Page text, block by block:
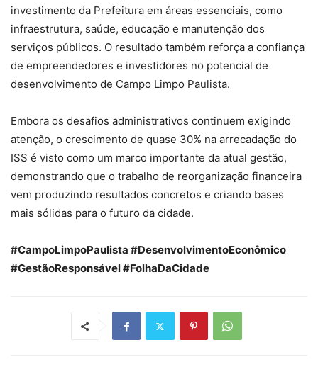
investimento da Prefeitura em áreas essenciais, como
infraestrutura, saúde, educação e manutenção dos
serviços públicos. O resultado também reforça a confiança
de empreendedores e investidores no potencial de
desenvolvimento de Campo Limpo Paulista.
Embora os desafios administrativos continuem exigindo
atenção, o crescimento de quase 30% na arrecadação do
ISS é visto como um marco importante da atual gestão,
demonstrando que o trabalho de reorganização financeira
vem produzindo resultados concretos e criando bases
mais sólidas para o futuro da cidade.
#CampoLimpoPaulista #DesenvolvimentoEconômico
#GestãoResponsável #FolhaDaCidade